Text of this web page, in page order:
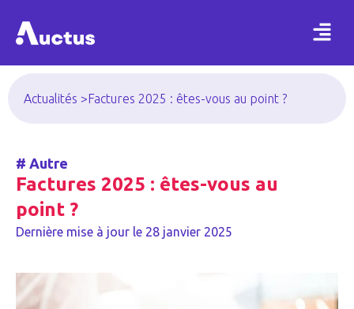
Actualités > Factures 2025 : êtes-vous au point ?
# Autre
Factures 2025 : êtes-vous au
point ?
Dernière mise à jour le 28 janvier 2025